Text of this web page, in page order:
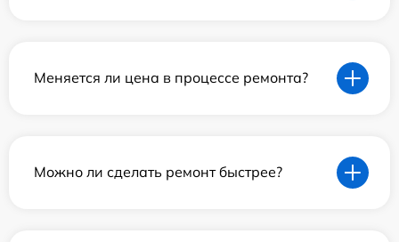
Меняется ли цена в процессе ремонта?
Можно ли сделать ремонт быстрее?